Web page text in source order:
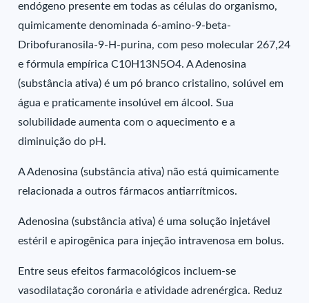
endógeno presente em todas as células do organismo,
quimicamente denominada 6-amino-9-beta-
Dribofuranosila-9-H-purina, com peso molecular 267,24
e fórmula empírica C10H13N5O4. A Adenosina
(substância ativa) é um pó branco cristalino, solúvel em
água e praticamente insolúvel em álcool. Sua
solubilidade aumenta com o aquecimento e a
diminuição do pH.
A Adenosina (substância ativa) não está quimicamente
relacionada a outros fármacos antiarrítmicos.
Adenosina (substância ativa) é uma solução injetável
estéril e apirogênica para injeção intravenosa em bolus.
Entre seus efeitos farmacológicos incluem-se
vasodilatação coronária e atividade adrenérgica. Reduz